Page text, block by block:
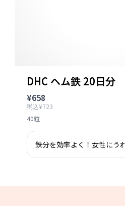
DHC ヘム鉄 20日分
¥658
税込¥723
40粒
鉄分を効率よく！女性にう